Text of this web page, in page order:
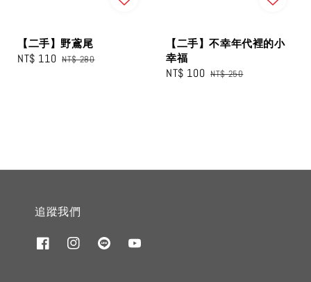
【二手】野鳶尾
Sale
NT$ 110 Regular
NT$ 280
【二手】不幸年代裡的小
幸福
Sale
NT$ 100 Regular
NT$ 250
追蹤我們